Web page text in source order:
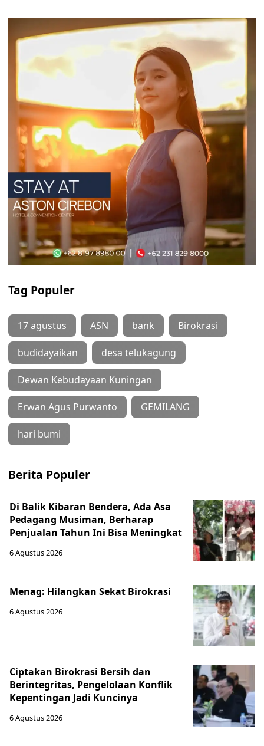
Tag Populer
17 agustus ASN bank Birokrasi
budidayaikan desa telukagung
Dewan Kebudayaan Kuningan
Erwan Agus Purwanto GEMILANG
hari bumi
Berita Populer
Di Balik Kibaran Bendera, Ada Asa
Pedagang Musiman, Berharap
Penjualan Tahun Ini Bisa Meningkat
6 Agustus 2026
Menag: Hilangkan Sekat Birokrasi
6 Agustus 2026
Ciptakan Birokrasi Bersih dan
Berintegritas, Pengelolaan Konflik
Kepentingan Jadi Kuncinya
6 Agustus 2026